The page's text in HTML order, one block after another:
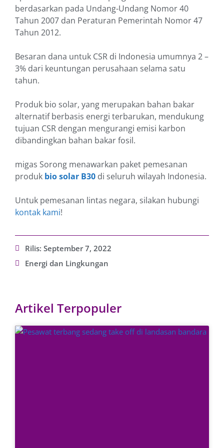
berdasarkan pada Undang-Undang Nomor 40
Tahun 2007 dan Peraturan Pemerintah Nomor 47
Tahun 2012.
Besaran dana untuk CSR di Indonesia umumnya 2 –
3% dari keuntungan perusahaan selama satu
tahun.
Produk bio solar, yang merupakan bahan bakar
alternatif berbasis energi terbarukan, mendukung
tujuan CSR dengan mengurangi emisi karbon
dibandingkan bahan bakar fosil.
migas Sorong menawarkan paket pemesanan
produk bio solar B30 di seluruh wilayah Indonesia.
Untuk pemesanan lintas negara, silakan hubungi
kontak kami!
Rilis: September 7, 2022
Energi dan Lingkungan
Artikel Terpopuler